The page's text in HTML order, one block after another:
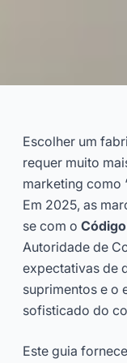
do
Escolher um
requer muito
marketing como
Em 2025, as
se com o
Autoridade de
expectativas de
suprimentos e o
sofisticado do
Este guia